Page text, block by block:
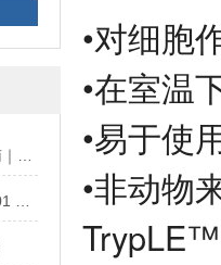
•对细胞
•在室温
•易于使
•非动物